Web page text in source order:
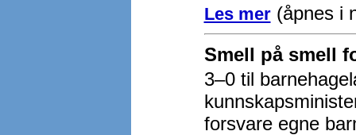
Les mer(åpnes i
Smell på smell
3–0 til
forsvare egne